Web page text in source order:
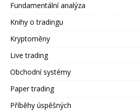
Fundamentální analýza
Knihy o tradingu
Kryptoměny
Live trading
Obchodní systémy
Paper trading
Příběhy úspěšných